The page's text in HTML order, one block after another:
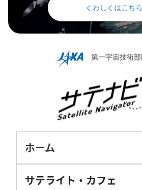
くわしくはこちら
ホーム
サテライト・カフェ